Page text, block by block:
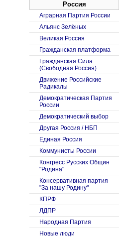
Россия
Аграрная Партия России
Альянс Зелёных
Великая Россия
Гражданская платформа
Гражданская Сила
(Свободная Россия)
Движение Российские
Радикалы
Демократическая Партия
России
Демократический выбор
Другая Россия / НБП
Единая Россия
Коммунисты России
Конгресс Русских Общин
"Родина"
Консервативная партия
"За нашу Родину"
КПРФ
ЛДПР
Народная Партия
Новые люди